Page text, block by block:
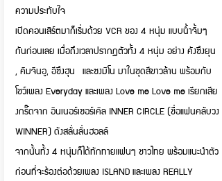
ความประทับใจ
เปิดคอนเสิร์ตมาก็เริ่มด้วย VCR ของ 4 หนุ่ม แบบน้ำจิ้มๆ
กันก่อนเลย เมื่อถึงเวลาปรากฏตัวทั้ง 4 หนุ่ม อย่าง คังซึงยุน
, คิมจินอู, อีซึงฮุน และซงมิโน มาในชุดสีขาวล้าน พร้อมกับ
โชว์เพลง Everyday และเพลง Love me Love me เรียกเสีย
งกริ๊ดจาก อินเนอร์เซอร์เคิล INNER CIRCLE (ชื่อแฟนคลับวง
WINNER) ดังสลั่นลั่นฮอลล์
จากนั้นทั้ง 4 หนุ่มก็ได้ทักทายแฟนๆ ชาวไทย พร้อมแนะนำตัว
ก่อนที่จะร้องต่อด้วยเพลง ISLAND และเพลง REALLY